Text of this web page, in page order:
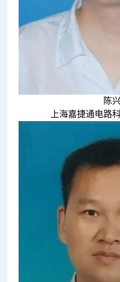
陈
上海嘉捷通电路